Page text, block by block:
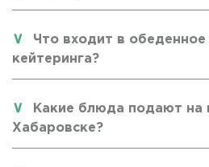
Что входит в
кейтеринга?
Какие блюда подают на
Хабаровске?